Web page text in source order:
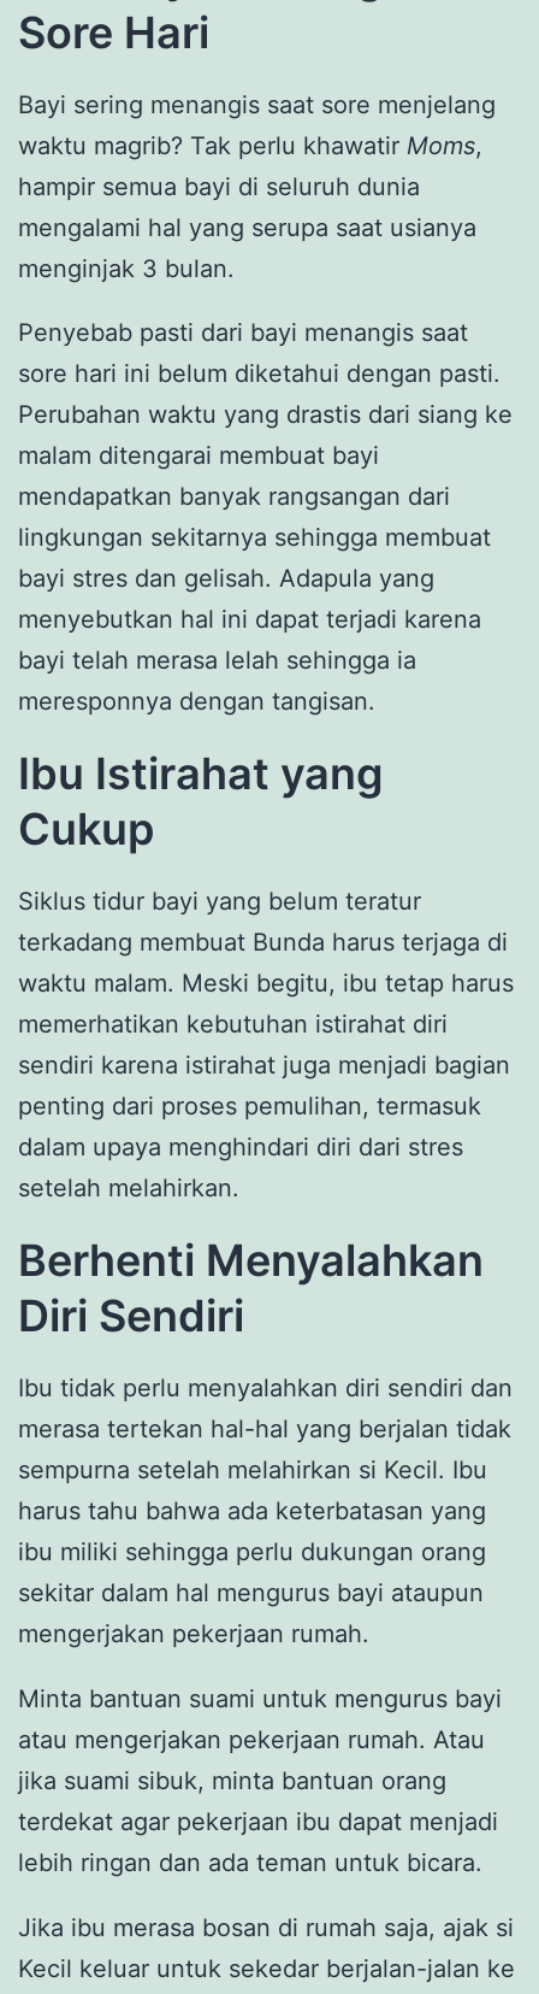
Sore Hari
Bayi sering menangis saat sore menjelang
waktu magrib? Tak perlu khawatir Moms,
hampir semua bayi di seluruh dunia
mengalami hal yang serupa saat usianya
menginjak 3 bulan.
Penyebab pasti dari bayi menangis saat
sore hari ini belum diketahui dengan pasti.
Perubahan waktu yang drastis dari siang ke
malam ditengarai membuat bayi
mendapatkan banyak rangsangan dari
lingkungan sekitarnya sehingga membuat
bayi stres dan gelisah. Adapula yang
menyebutkan hal ini dapat terjadi karena
bayi telah merasa lelah sehingga ia
meresponnya dengan tangisan.
Ibu Istirahat yang
Cukup
Siklus tidur bayi yang belum teratur
terkadang membuat Bunda harus terjaga di
waktu malam. Meski begitu, ibu tetap harus
memerhatikan kebutuhan istirahat diri
sendiri karena istirahat juga menjadi bagian
penting dari proses pemulihan, termasuk
dalam upaya menghindari diri dari stres
setelah melahirkan.
Berhenti Menyalahkan
Diri Sendiri
Ibu tidak perlu menyalahkan diri sendiri dan
merasa tertekan hal-hal yang berjalan tidak
sempurna setelah melahirkan si Kecil. Ibu
harus tahu bahwa ada keterbatasan yang
ibu miliki sehingga perlu dukungan orang
sekitar dalam hal mengurus bayi ataupun
mengerjakan pekerjaan rumah.
Minta bantuan suami untuk mengurus bayi
atau mengerjakan pekerjaan rumah. Atau
jika suami sibuk, minta bantuan orang
terdekat agar pekerjaan ibu dapat menjadi
lebih ringan dan ada teman untuk bicara.
Jika ibu merasa bosan di rumah saja, ajak si
Kecil keluar untuk sekedar berjalan-jalan ke